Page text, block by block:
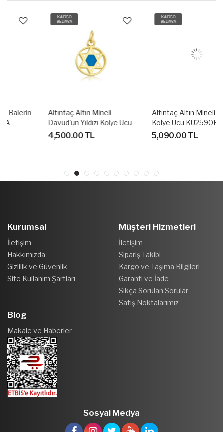
KARGO
BEDAVA
Altıntaç Altın Mineli
Davud'un Yıldızı Kolye Ucu
4,500.00 TL
KARGO
BEDAVA
Altıntaç Altın Mineli Balerin
Kolye Ucu KU2590B
5,090.00 TL
Kurumsal
İletişim
Hakkımızda
Gizlilik ve Güvenlik
Site Kullanım Şartları
Müşteri Hizmetleri
İletişim
Sipariş Takibi
Kargo ve Taşıma Bilgileri
Garanti ve İade
Sıkça Sorulan Sorular
Satış Noktalarımız
Blog
Makale ve Haberler
Sosyal Medya